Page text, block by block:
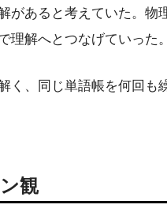
があると考えていた。
理解へとつなげていった。
く、同じ単語帳を何回
観